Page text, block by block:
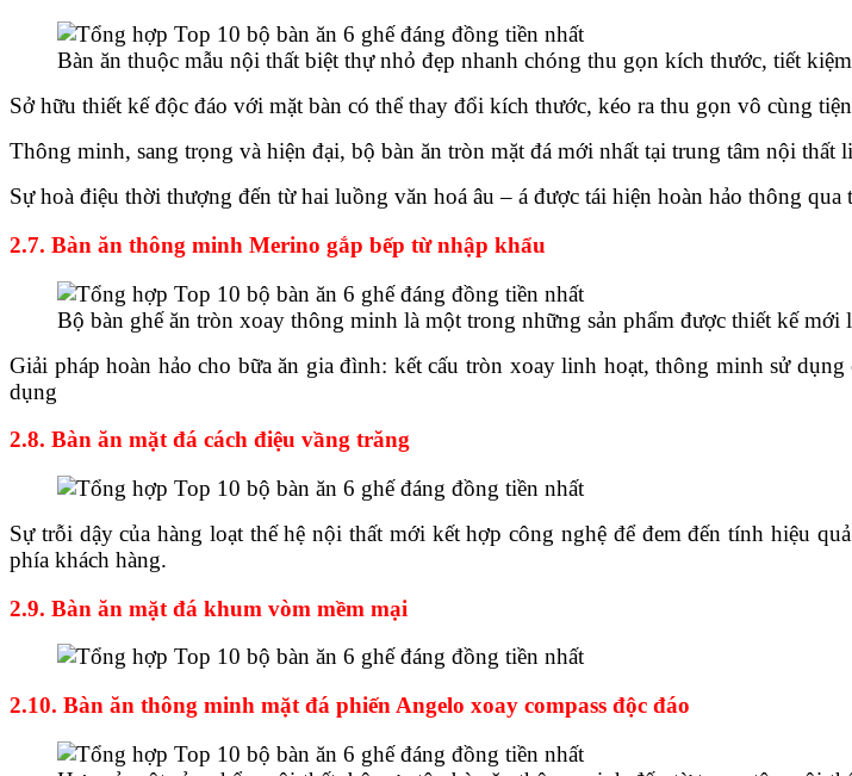
Bàn ăn thuộc mẫu nội thất biệt thự nhỏ đẹp nhanh chóng thu gọn kích thước, tiết
Sở hữu thiết kế độc đáo với mặt bàn có thể thay đổi kích thước, kéo ra thu gọn vô cùng
Thông minh, sang trọng và hiện đại, bộ bàn ăn tròn mặt đá mới nhất tại trung tâm nội
Sự hoà điệu thời thượng đến từ hai luồng văn hoá âu – á được tái hiện hoàn hảo thông qua
2.7. Bàn ăn thông minh Merino gắp bếp từ nhập khẩu
Bộ bàn ghế ăn tròn xoay thông minh là một trong những sản phẩm được thiết kế mới
Giải pháp hoàn hảo cho bữa ăn gia đình: kết cấu tròn xoay linh hoạt, thông minh sử
dụng
2.8. Bàn ăn mặt đá cách điệu vầng trăng
Sự trỗi dậy của hàng loạt thế hệ nội thất mới kết hợp công nghệ để đem đến tính hiệu
phía khách hàng.
2.9. Bàn ăn mặt đá khum vòm mềm mại
2.10. Bàn ăn thông minh mặt đá phiến Angelo xoay compass độc đáo